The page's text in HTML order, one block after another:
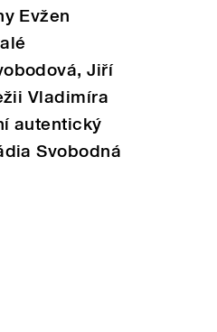
Evžen
Jiří
Vladimíra
autentický
Svobodná